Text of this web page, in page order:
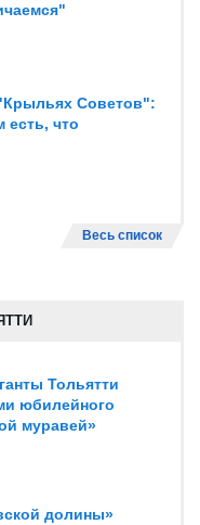
Советов":
что
Весь список
Тольятти
юбилейного
муравей»
долины»